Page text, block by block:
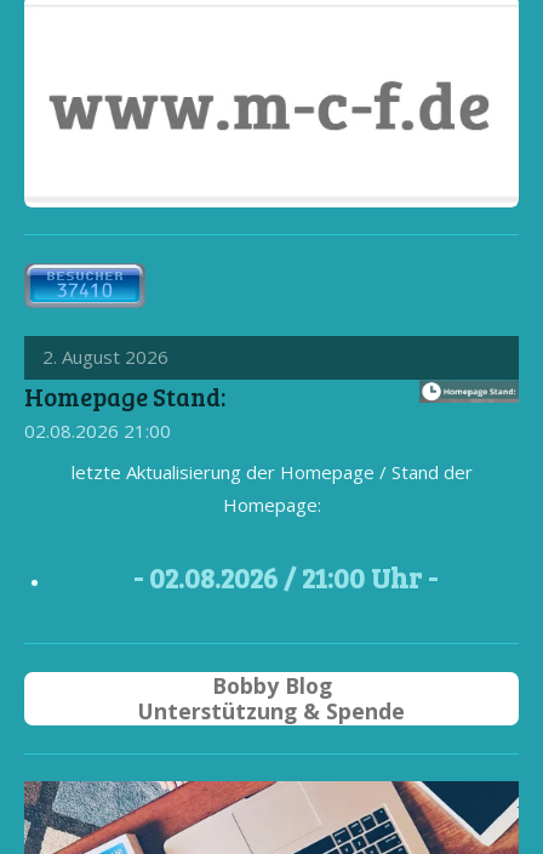
2. August 2026
Homepage Stand:
02.08.2026 21:00
letzte Aktualisierung der Homepage / Stand der
Homepage:
- 02.08.2026 / 21:00 Uhr -
Bobby Blog
Unterstützung & Spende